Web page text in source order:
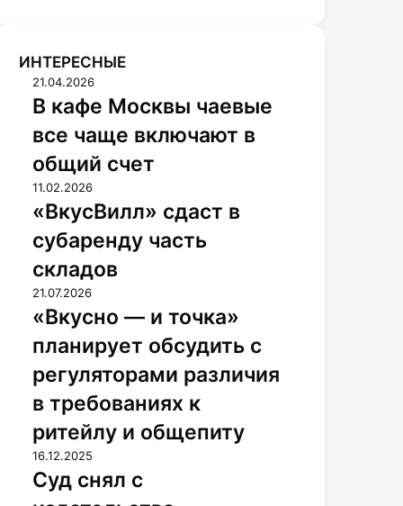
ИНТЕРЕСНЫЕ
В
к
ф
е
М
о
с
к
в
ы
ч
е
в
е
в
е
ч
а
21.04.2026
В кафе Москвы чаевые
все чаще включают в
общий счет
«
В
у
с
В
и
л
л
»
с
а
с
т
в
с
11.02.2026
«ВкусВилл» сдаст в
субаренду часть
складов
«
В
с
н
о
—
и
т
о
21.07.2026
«Вкусно — и точка»
планирует обсудить с
регуляторами различия
в требованиях к
ритейлу и общепиту
С
у
16.12.2025
Суд снял с